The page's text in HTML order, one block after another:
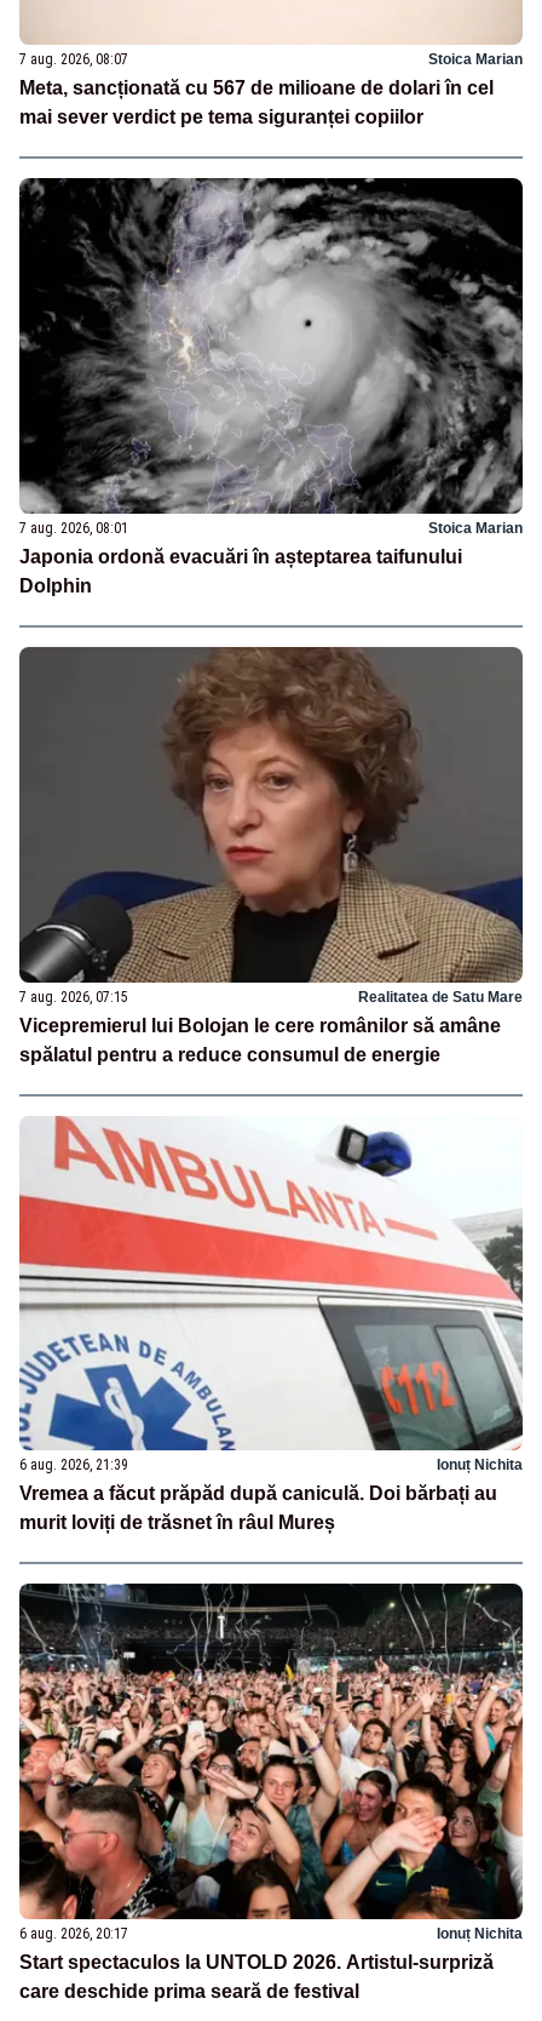
7 aug. 2026, 08:07 Stoica Marian
Meta, sancționată cu 567 de milioane de dolari în cel
mai sever verdict pe tema siguranței copiilor
7 aug. 2026, 08:01 Stoica Marian
Japonia ordonă evacuări în așteptarea taifunului
Dolphin
7 aug. 2026, 07:15 Realitatea de Satu Mare
Vicepremierul lui Bolojan le cere românilor să amâne
spălatul pentru a reduce consumul de energie
6 aug. 2026, 21:39 Ionuț Nichita
Vremea a făcut prăpăd după caniculă. Doi bărbați au
murit loviți de trăsnet în râul Mureș
6 aug. 2026, 20:17 Ionuț Nichita
Start spectaculos la UNTOLD 2026. Artistul-surpriză
care deschide prima seară de festival